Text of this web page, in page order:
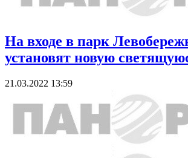
На входе в парк
установят новую
21.03.2022 13:59